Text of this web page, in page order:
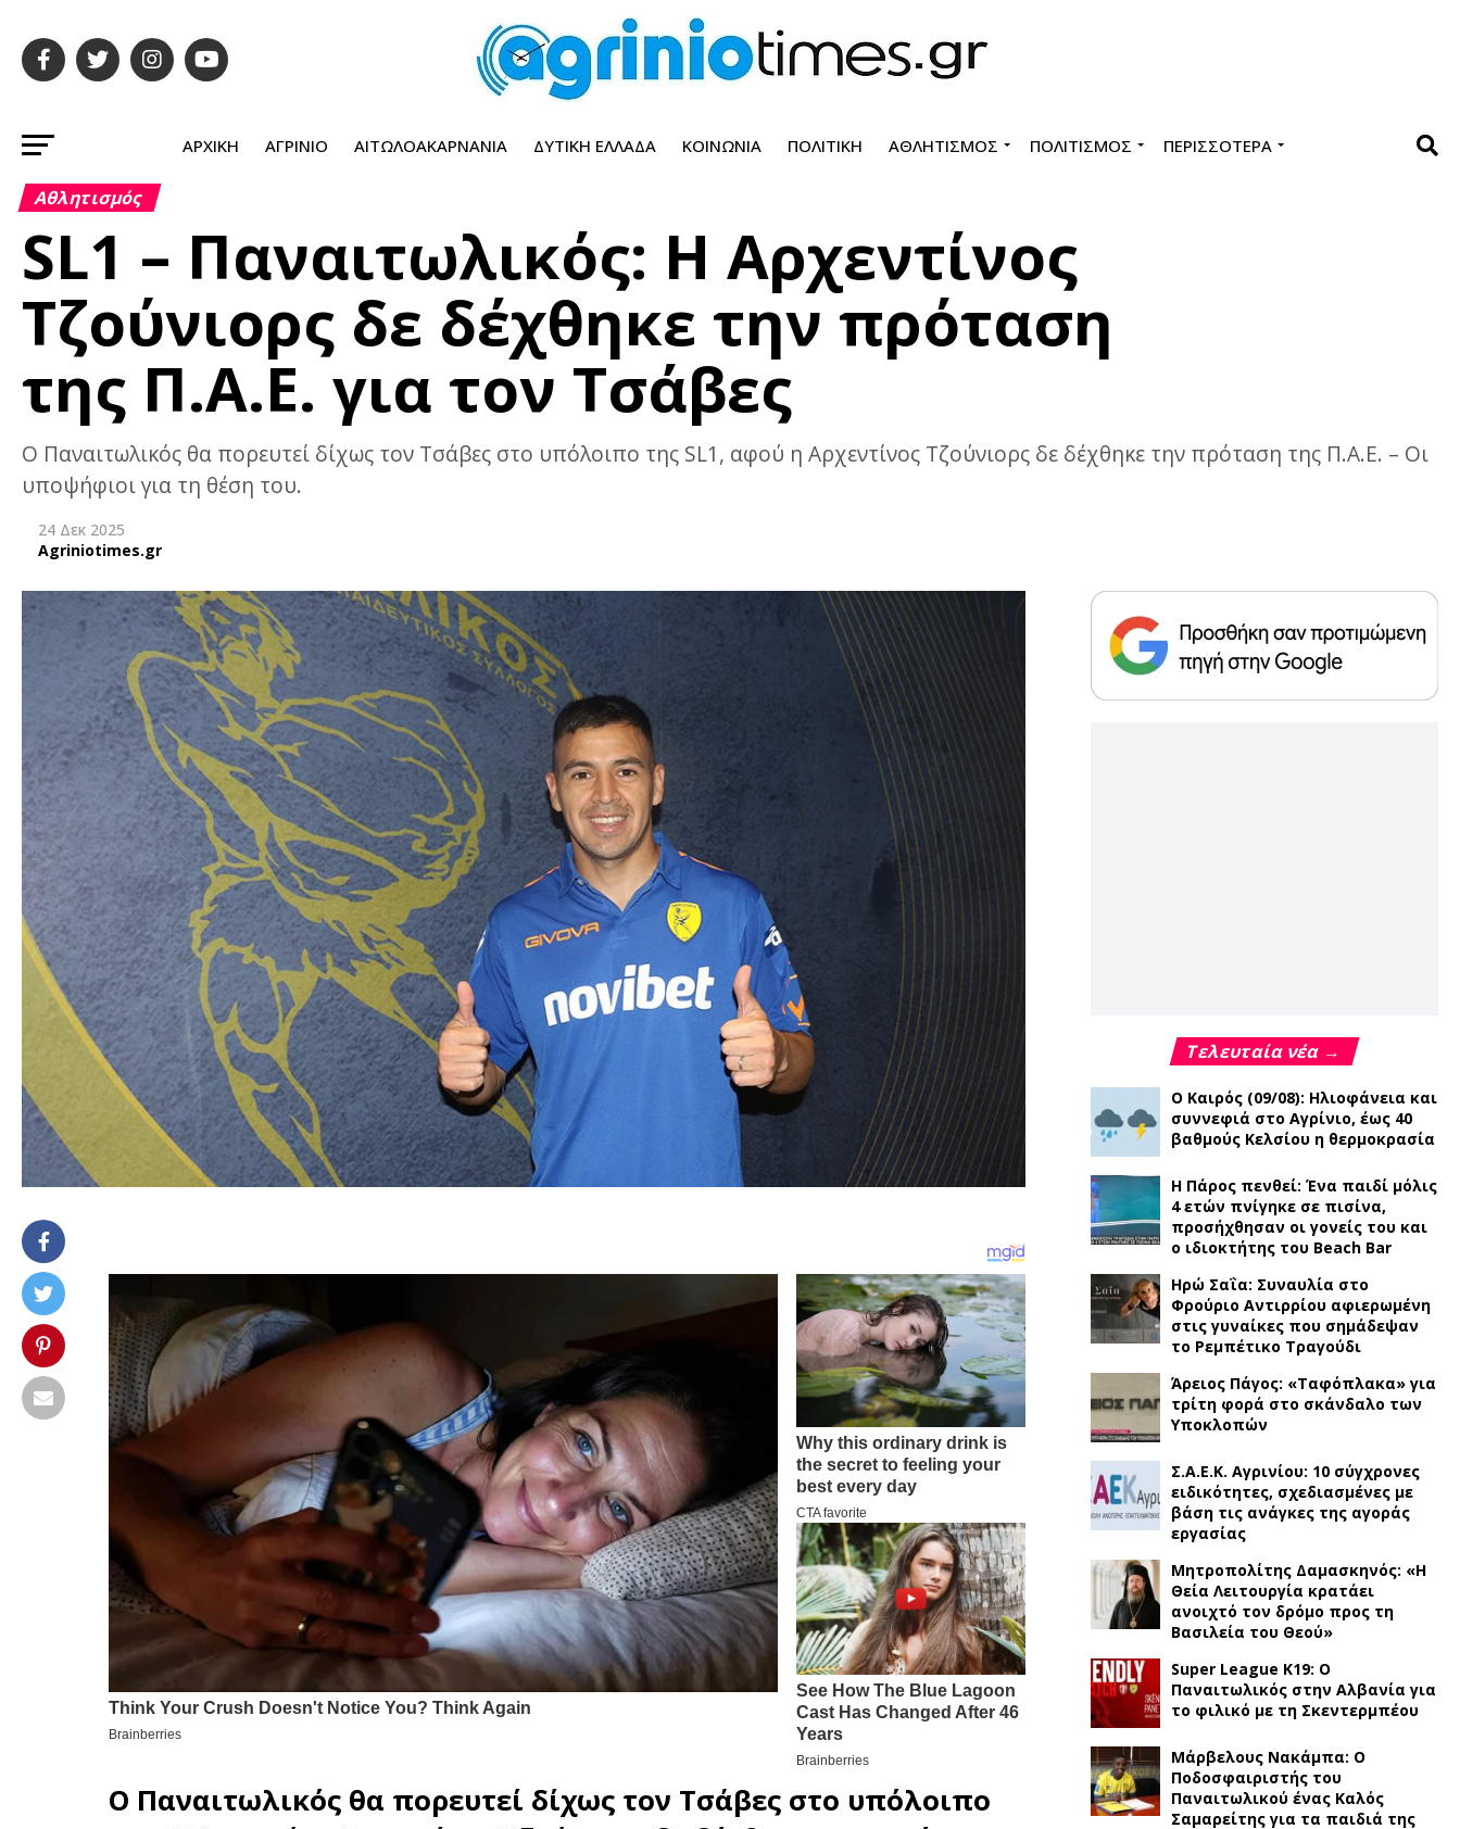
ΑΡΧΙΚΉ ΑΓΡΊΝΙΟ ΑΙΤΩΛΟΑΚΑΡΝΑΝΊΑ ΔΥΤΙΚΉ ΕΛΛΆΔΑ ΚΟΙΝΩΝΊΑ ΠΟΛΙΤΙΚΉ ΑΘΛΗΤΙΣΜΌΣ ΠΟΛΙΤΙΣΜΌΣ ΠΕΡΙΣΣΌΤΕΡΑ
Αθλητισμός
SL1 – Παναιτωλικός: Η Αρχεντίνος
Τζούνιορς δε δέχθηκε την πρόταση
της Π.Α.Ε. για τον Τσάβες
Ο Παναιτωλικός θα πορευτεί δίχως τον Τσάβες στο υπόλοιπο της SL1, αφού η Αρχεντίνος Τζούνιορς δε δέχθηκε την πρόταση της Π.Α.Ε. – Οι
υποψήφιοι για τη θέση του.
24 Δεκ 2025
Agriniotimes.gr
Ο Παναιτωλικός θα πορευτεί δίχως τον Τσάβες στο υπόλοιπο
Τελευταία νέα →
Ο Καιρός (09/08): Ηλιοφάνεια και
συννεφιά στο Αγρίνιο, έως 40
βαθμούς Κελσίου η θερμοκρασία
Η Πάρος πενθεί: Ένα παιδί μόλις
4 ετών πνίγηκε σε πισίνα,
προσήχθησαν οι γονείς του και
ο ιδιοκτήτης του Beach Bar
Ηρώ Σαΐα: Συναυλία στο
Φρούριο Αντιρρίου αφιερωμένη
στις γυναίκες που σημάδεψαν
το Ρεμπέτικο Τραγούδι
Άρειος Πάγος: «Ταφόπλακα» για
τρίτη φορά στο σκάνδαλο των
Υποκλοπών
Σ.Α.Ε.Κ. Αγρινίου: 10 σύγχρονες
ειδικότητες, σχεδιασμένες με
βάση τις ανάγκες της αγοράς
εργασίας
Μητροπολίτης Δαμασκηνός: «Η
Θεία Λειτουργία κρατάει
ανοιχτό τον δρόμο προς τη
Βασιλεία του Θεού»
Super League K19: Ο
Παναιτωλικός στην Αλβανία για
το φιλικό με τη Σκεντερμπέου
Μάρβελους Νακάμπα: Ο
Ποδοσφαιριστής του
Παναιτωλικού ένας Καλός
Σαμαρείτης για τα παιδιά της